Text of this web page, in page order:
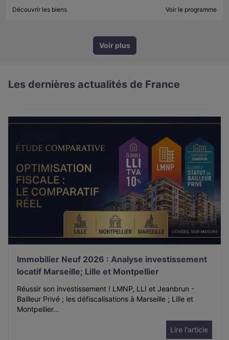
Découvrir les biens Voir le programme
Voir plus
Les dernières actualités de France
Immobilier Neuf 2026 : Analyse investissement
locatif Marseille; Lille et Montpellier
Réussir son investissement ! LMNP, LLI et Jeanbrun -
Bailleur Privé ; les défiscalisations à Marseille ; Lille et
Montpellier...
Lire l'article